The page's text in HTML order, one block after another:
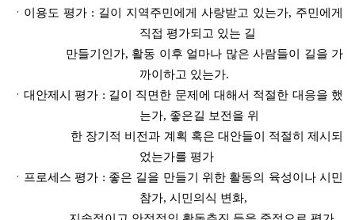
ㆍ이용도 평가 : 길이 지역주민에게 사랑받고 있는가, 주민에게
직접 평가되고 있는 길
만들기인가, 활동 이후 얼마나 많은 사람들이 길을 가
까이하고 있는가.
ㆍ대안제시 평가 : 길이 직면한 문제에 대해서 적절한 대응을 했
는가, 좋은길 보전을 위
한 장기적 비전과 계획 혹은 대안들이 적절히 제시되
었는가를 평가
ㆍ프로세스 평가 : 좋은 길을 만들기 위한 활동의 육성이나 시민
참가, 시민의식 변화,